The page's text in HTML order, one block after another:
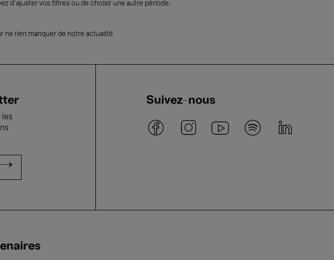
d’ajuster vos filtres ou de choisir une autre période.
ne rien manquer de notre actualité
les
Suivez-nous